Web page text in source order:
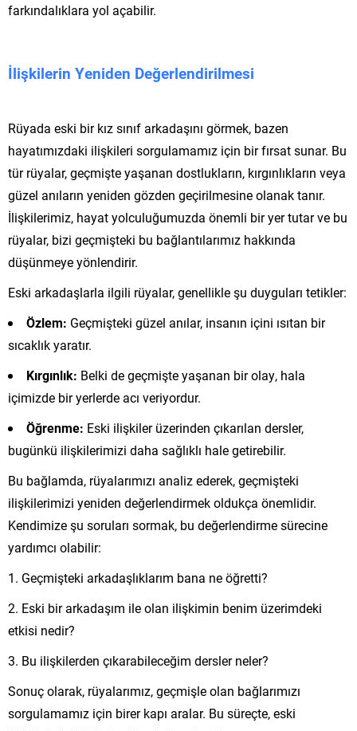
farkındalıklara yol açabilir.
İlişkilerin Yeniden Değerlendirilmesi
Rüyada eski bir kız sınıf arkadaşını görmek, bazen
hayatımızdaki ilişkileri sorgulamamız için bir fırsat sunar. Bu
tür rüyalar, geçmişte yaşanan dostlukların, kırgınlıkların veya
güzel anıların yeniden gözden geçirilmesine olanak tanır.
İlişkilerimiz, hayat yolculuğumuzda önemli bir yer tutar ve bu
rüyalar, bizi geçmişteki bu bağlantılarımız hakkında
düşünmeye yönlendirir.
Eski arkadaşlarla ilgili rüyalar, genellikle şu duyguları tetikler:
Özlem: Geçmişteki güzel anılar, insanın içini ısıtan bir
sıcaklık yaratır.
Kırgınlık: Belki de geçmişte yaşanan bir olay, hala
içimizde bir yerlerde acı veriyordur.
Öğrenme: Eski ilişkiler üzerinden çıkarılan dersler,
bugünkü ilişkilerimizi daha sağlıklı hale getirebilir.
Bu bağlamda, rüyalarımızı analiz ederek, geçmişteki
ilişkilerimizi yeniden değerlendirmek oldukça önemlidir.
Kendimize şu soruları sormak, bu değerlendirme sürecine
yardımcı olabilir:
Geçmişteki arkadaşlıklarım bana ne öğretti?
Eski bir arkadaşım ile olan ilişkimin benim üzerimdeki
etkisi nedir?
Bu ilişkilerden çıkarabileceğim dersler neler?
Sonuç olarak, rüyalarımız, geçmişle olan bağlarımızı
sorgulamamız için birer kapı aralar. Bu süreçte, eski